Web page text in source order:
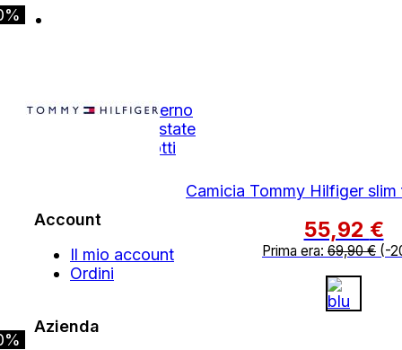
Camicia Tommy Hilfiger
55,92 €
Prima era: 69,90€ (-
Autunno Inverno
Primavera Estate
Tutti i Prodotti
Account
Il mio account
Ordini
Azienda